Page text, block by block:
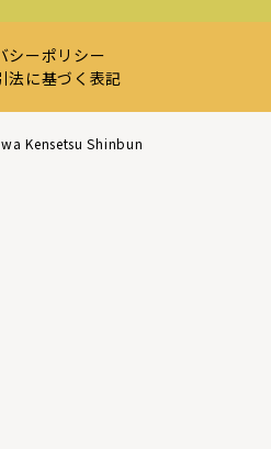
シーポリシー
法に基づく表記
Kensetsu Shinbun